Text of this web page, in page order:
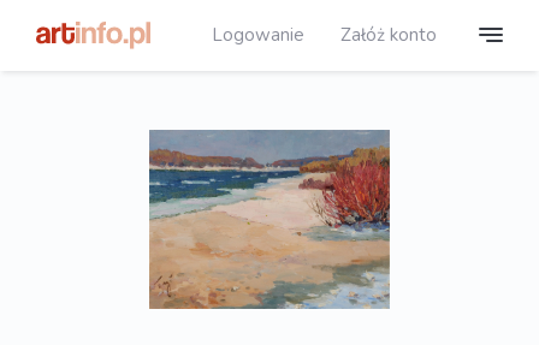
Logowanie Załóż konto